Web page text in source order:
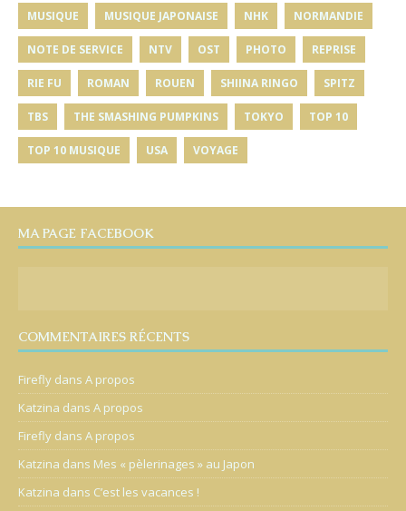
MUSIQUE MUSIQUE JAPONAISE NHK NORMANDIE
NOTE DE SERVICE NTV OST PHOTO REPRISE
RIE FU ROMAN ROUEN SHIINA RINGO SPITZ
TBS THE SMASHING PUMPKINS TOKYO TOP 10
TOP 10 MUSIQUE USA VOYAGE
MA PAGE FACEBOOK
COMMENTAIRES RÉCENTS
Firefly dans A propos
Katzina dans A propos
Firefly dans A propos
Katzina dans Mes « pèlerinages » au Japon
Katzina dans C’est les vacances !